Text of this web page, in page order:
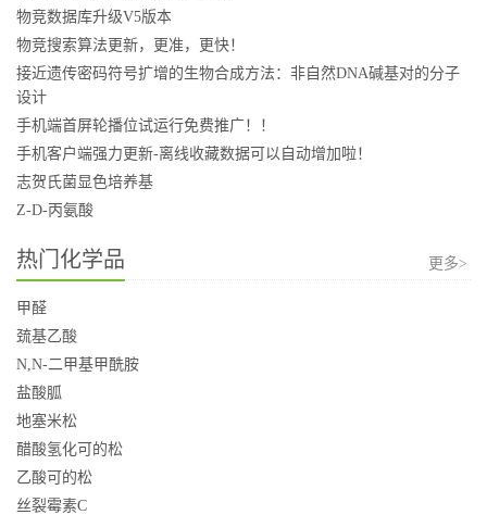
物竞数据库升级V5版本
物竞搜索算法更新，更准，更快！
接近遗传密码符号扩增的生物合成方法：非自然DNA碱基对的分子
设计
手机端首屏轮播位试运行免费推广！！
手机客户端强力更新-离线收藏数据可以自动增加啦！
志贺氏菌显色培养基
Z-D-丙氨酸
热门化学品 更多>
甲醛
巯基乙酸
N,N-二甲基甲酰胺
盐酸胍
地塞米松
醋酸氢化可的松
乙酸可的松
丝裂霉素C